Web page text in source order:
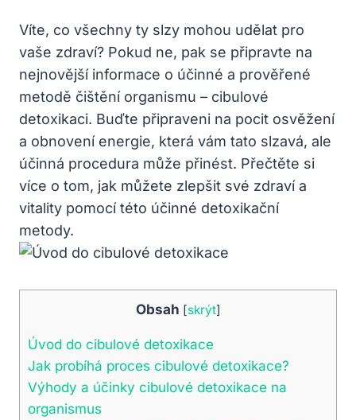
Víte, co všechny ty slzy⁤ mohou udělat pro
vaše zdraví? Pokud ne, pak ⁣se připravte na⁣
nejnovější⁤ informace o účinné a ⁣prověřené
metodě čištění‌ organismu – cibulové
detoxikaci. ​Buďte připraveni na ⁢pocit osvěžení
a obnovení energie, která vám ​tato slzavá, ale
účinná procedura může přinést. Přečtěte⁢ si
více o tom, jak můžete zlepšit své zdraví a
vitality pomocí této ⁣účinné detoxikační
‍metody.
Obsah [skrýt]
Úvod do​ cibulové detoxikace
Jak probíhá proces cibulové detoxikace?
Výhody a účinky cibulové detoxikace​ na
organismus